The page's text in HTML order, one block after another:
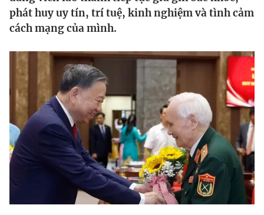
Thế giới đó đây
Câu chuyện quốc tế
Tài chính
Góc doanh nghiệp
Dữ liệu và đời sống
Truyền hình
Phim VTV
Hậu trường
Nhân vật
Khán giả
Giải trí
Điện ảnh
Âm nhạc
Sao
Đời sống
Du lịch
Chất lượng cuộc sống
Giáo dục
Tuyển sinh
phát huy uy tín, trí tuệ, kinh nghiệm và tình cảm
cách mạng của mình.